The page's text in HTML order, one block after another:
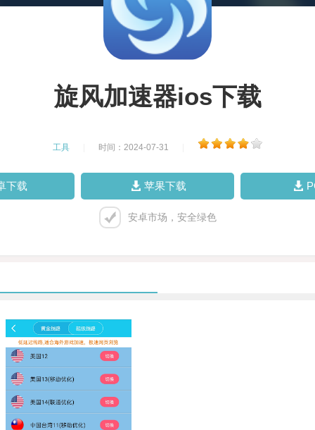
旋风加速器ios下载
工具 时间：2024-07-31
下载 苹果下载
安卓市场，安全绿色